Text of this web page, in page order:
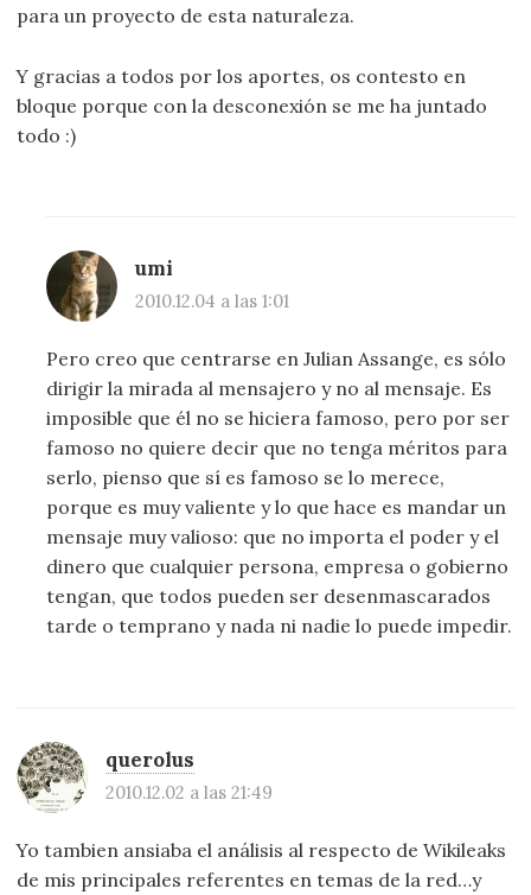
para un proyecto de esta naturaleza.
Y gracias a todos por los aportes, os contesto en
bloque porque con la desconexión se me ha juntado
todo :)
umi
2010.12.04 a las 1:01
Pero creo que centrarse en Julian Assange, es sólo
dirigir la mirada al mensajero y no al mensaje. Es
imposible que él no se hiciera famoso, pero por ser
famoso no quiere decir que no tenga méritos para
serlo, pienso que sí es famoso se lo merece,
porque es muy valiente y lo que hace es mandar un
mensaje muy valioso: que no importa el poder y el
dinero que cualquier persona, empresa o gobierno
tengan, que todos pueden ser desenmascarados
tarde o temprano y nada ni nadie lo puede impedir.
querolus
2010.12.02 a las 21:49
Yo tambien ansiaba el análisis al respecto de Wikileaks
de mis principales referentes en temas de la red…y